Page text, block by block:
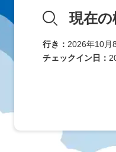
現在の
行き： 2026年10
チェックイン日：